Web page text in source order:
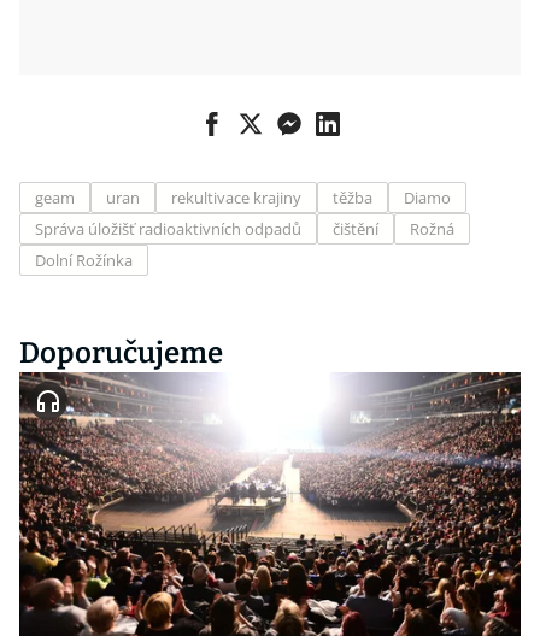
geam uran rekultivace krajiny těžba
Diamo
Správa úložišť radioaktivních odpadů
čištění
Rožná
Dolní Rožínka
Doporučujeme